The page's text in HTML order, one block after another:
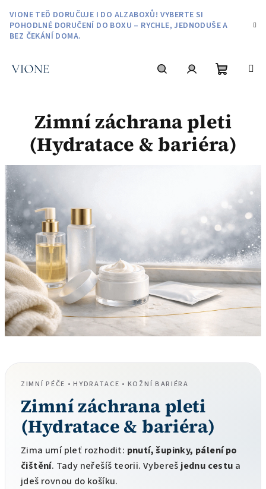
obsah
VIONE TEĎ DORUČUJE I DO ALZABOXŮ! VYBERTE SI
POHODLNÉ DORUČENÍ DO BOXU – RYCHLE, JEDNODUŠE A
BEZ ČEKÁNÍ DOMA.
košík
Zimní záchrana pleti
(Hydratace & bariéra)
ZIMNÍ PÉČE • HYDRATACE • KOŽNÍ BARIÉRA
Zimní záchrana pleti
(Hydratace & bariéra)
Zima umí pleť rozhodit: pnutí, šupinky, pálení po
čištění. Tady neřešíš teorii. Vybereš jednu cestu a
jdeš rovnou do košíku.